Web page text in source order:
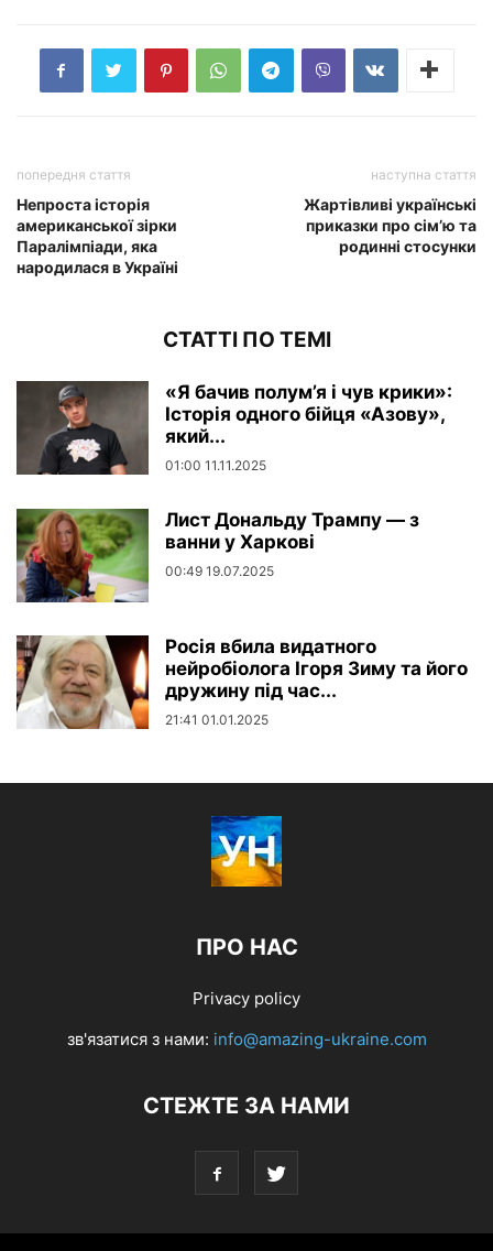
попередня стаття
Непроста історія
американської зірки
Паралімпіади, яка
народилася в Україні
наступна стаття
Жартівливі українські
приказки про сім’ю та
родинні стосунки
СТАТТІ ПО ТЕМІ
«Я бачив полум’я і чув крики»:
Історія одного бійця «Азову»,
який...
01:00 11.11.2025
Лист Дональду Трампу — з
ванни у Харкові
00:49 19.07.2025
Росія вбила видатного
нейробіолога Ігоря Зиму та його
дружину під час...
21:41 01.01.2025
ПРО НАС
Privacy policy
зв'язатися з нами: info@amazing-ukraine.com
СТЕЖТЕ ЗА НАМИ